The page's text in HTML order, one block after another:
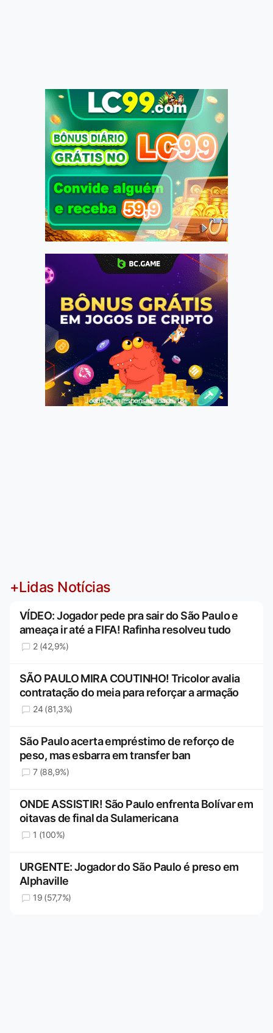
Jogue com responsabilidade. 18+
+Lidas Notícias
VÍDEO: Jogador pede pra sair do São Paulo e
ameaça ir até a FIFA! Rafinha resolveu tudo
2 (42,9%)
SÃO PAULO MIRA COUTINHO! Tricolor avalia
contratação do meia para reforçar a armação
24 (81,3%)
São Paulo acerta empréstimo de reforço de
peso, mas esbarra em transfer ban
7 (88,9%)
ONDE ASSISTIR! São Paulo enfrenta Bolívar em
oitavas de final da Sulamericana
1 (100%)
URGENTE: Jogador do São Paulo é preso em
Alphaville
19 (57,7%)